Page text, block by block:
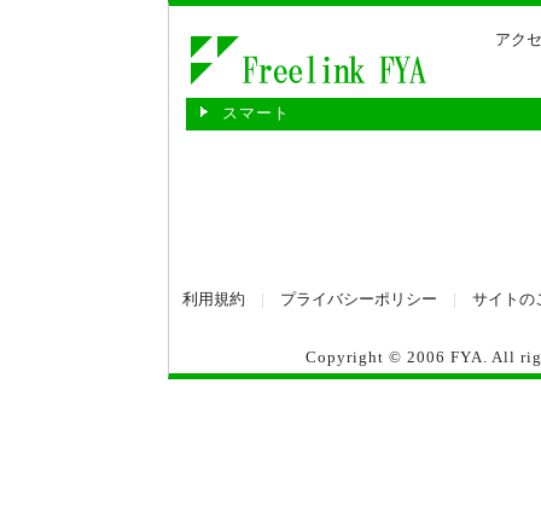
アク
スマート
利用規約 プライバシーポリシー サイトの
Copyright © 2006 FYA. All